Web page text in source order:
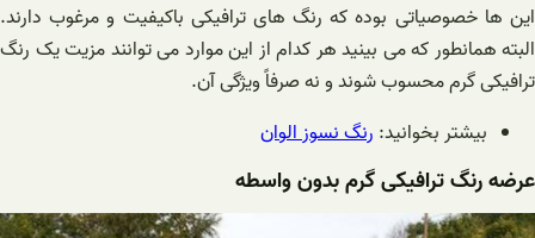
این ها خصوصیاتی بوده که رنگ های ترافیکی باکیفیت و مرغوب دارند.
البته همانطور که می بینید هر کدام از این موارد می توانند مزیت یک رنگ
ترافیکی گرم محسوب شوند و نه صرفاً ویژگی آن.
بیشتر بخوانید: رنگ نسوز الوان
عرضه رنگ ترافیکی گرم بدون واسطه